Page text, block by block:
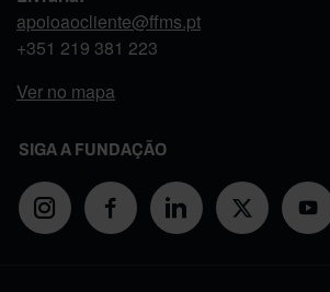
apoioaocliente@ffms.pt
+351 219 381 223
Ver no mapa
SIGA A FUNDAÇÃO